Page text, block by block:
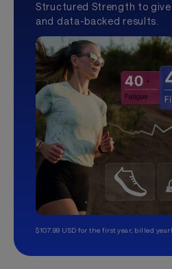
Structured Strength to
and data-backed results.
$107.99 USD for the first year, billed